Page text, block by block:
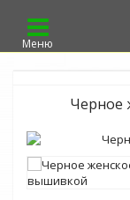
Меню
Черное